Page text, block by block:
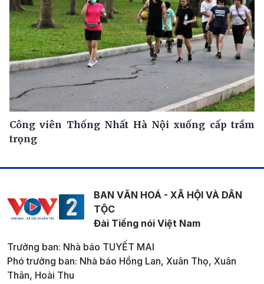
Công viên Thống Nhất Hà Nội xuống cấp trầm
trọng
BAN VĂN HOÁ - XÃ HỘI VÀ DÂN
TỘC
Đài Tiếng nói Việt Nam
Trưởng ban: Nhà báo TUYẾT MAI
Phó trưởng ban: Nhà báo Hồng Lan, Xuân Thọ, Xuân
Thân, Hoài Thu